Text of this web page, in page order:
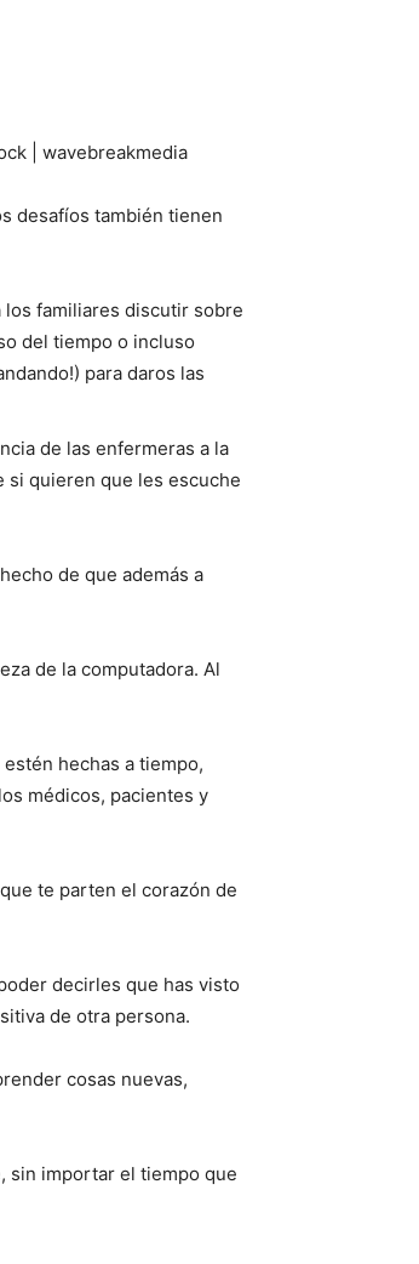
| wavebreakmedia
desafíos también tienen
los familiares discutir sobre
del tiempo o incluso
para daros las
de las enfermeras a la
si quieren que les escuche
de que además a
de la computadora. Al
hechas a tiempo,
médicos, pacientes y
te parten el corazón de
decirles que has visto
de otra persona.
cosas nuevas,
sin importar el tiempo que